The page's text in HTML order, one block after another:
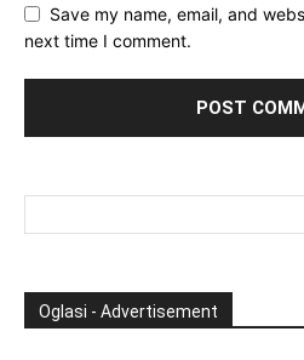
Save my name, email, and
next time I comment.
Oglasi - Advertisement